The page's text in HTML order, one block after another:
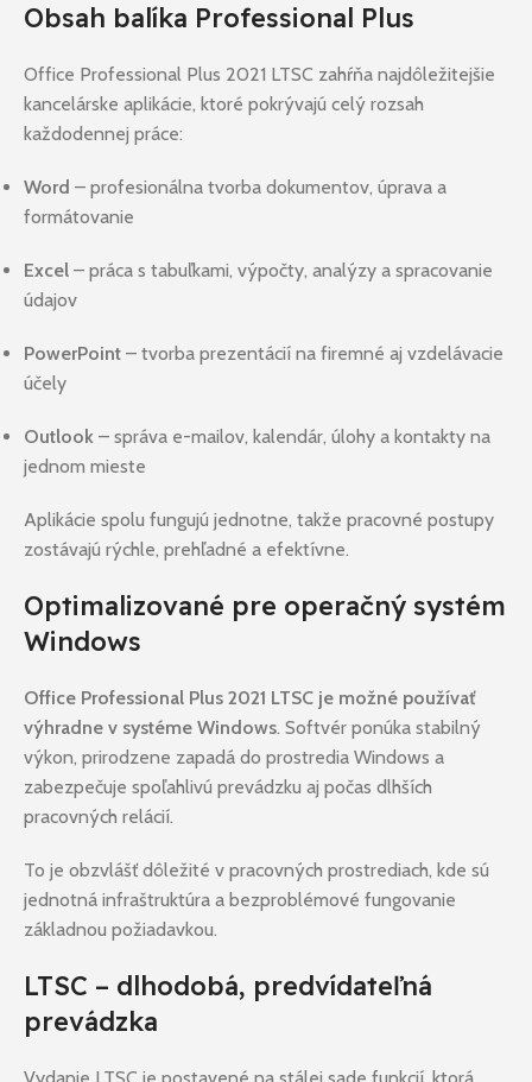
Obsah balíka Professional Plus
Office Professional Plus 2021 LTSC zahŕňa najdôležitejšie
kancelárske aplikácie, ktoré pokrývajú celý rozsah
každodennej práce:
Word – profesionálna tvorba dokumentov, úprava a
formátovanie
Excel – práca s tabuľkami, výpočty, analýzy a spracovanie
údajov
PowerPoint – tvorba prezentácií na firemné aj vzdelávacie
účely
Outlook – správa e-mailov, kalendár, úlohy a kontakty na
jednom mieste
Aplikácie spolu fungujú jednotne, takže pracovné postupy
zostávajú rýchle, prehľadné a efektívne.
Optimalizované pre operačný systém
Windows
Office Professional Plus 2021 LTSC je možné používať
výhradne v systéme Windows. Softvér ponúka stabilný
výkon, prirodzene zapadá do prostredia Windows a
zabezpečuje spoľahlivú prevádzku aj počas dlhších
pracovných relácií.
To je obzvlášť dôležité v pracovných prostrediach, kde sú
jednotná infraštruktúra a bezproblémové fungovanie
základnou požiadavkou.
LTSC – dlhodobá, predvídateľná
prevádzka